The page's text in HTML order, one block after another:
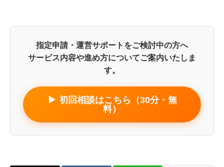
指定申請・運営サポートをご検討中の方へ
サービス内容や進め方についてご案内いたしま
す。
▶ 初回相談はこちら（30分・無
料）